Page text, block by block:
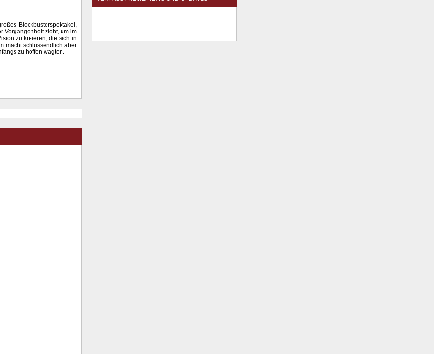
Blockbusterspektakel,
Vergangenheit zieht, um im
zu kreieren, die sich in
macht schlussendlich aber
zu hoffen wagten.